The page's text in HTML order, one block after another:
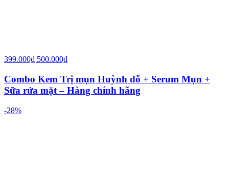
399.000₫ 500.000₫
Combo Kem Trị mụn Huỳnh đỗ + Serum Mụn +
Sữa rửa mặt – Hàng chính hãng
-28%